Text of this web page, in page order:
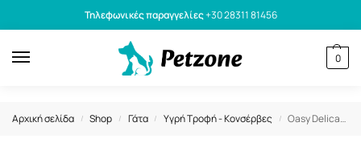
Τηλεφωνικές παραγγελίες+30 28311 81456
0
Αρχική σελίδα / Shop / Γάτα / Υγρή Τροφή - Κονσέρβες / Oasy Delicatesse Souffle Adult Ψάρι και Γιαούρτι 85gr